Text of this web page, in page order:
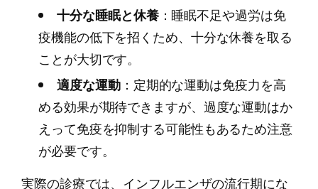
十分な睡眠と休養：睡眠不足や過労は免
疫機能の低下を招くため、十分な休養を取る
ことが大切です。
適度な運動：定期的な運動は免疫力を高
める効果が期待できますが、過度な運動はか
えって免疫を抑制する可能性もあるため注意
が必要です。
実際の診療では、インフルエンザの流行期にな